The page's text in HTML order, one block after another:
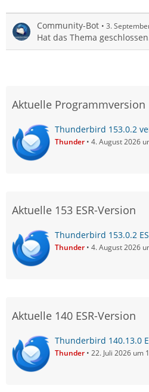
Community-Bot 3.
Hat das Thema
Aktuelle Programmversion
Thunderbird 153.0.2
Thunder 4. August 2026
Aktuelle 153 ESR-Version
Thunderbird 153.0.2
Thunder 4. August 2026
Aktuelle 140 ESR-Version
Thunderbird 140.13.0
Thunder 22. Juli 2026 um